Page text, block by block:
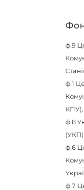
ф.9
ф.1
КПУ),
ф.8
(УКП)
ф.6
ф.7